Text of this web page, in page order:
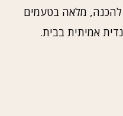
להכנה, מלאה בטעמים
אמיתית בבית.